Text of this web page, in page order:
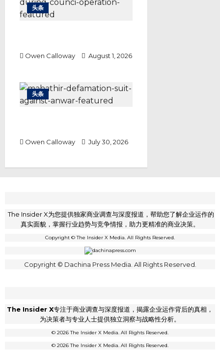
头条
Owen Calloway August 1, 2026
头条
Owen Calloway July 30, 2026
The Insider X为您提供独家商业调查与深度报道，帮助您了解企业运作的
真实面貌，掌握行业趋势与竞争情报，助力更精准的商业决策。
Copyright © The Insider X Media. All Rights Reserved.
Copyright © Dachina Press Media. All Rights Reserved.
The Insider X专注于商业调查与深度报道，揭露企业运作背后的真相，
为决策者与专业人士提供独立洞察与战略性分析。
© 2026 The Insider X Media. All Rights Reserved.
© 2026 The Insider X Media. All Rights Reserved.